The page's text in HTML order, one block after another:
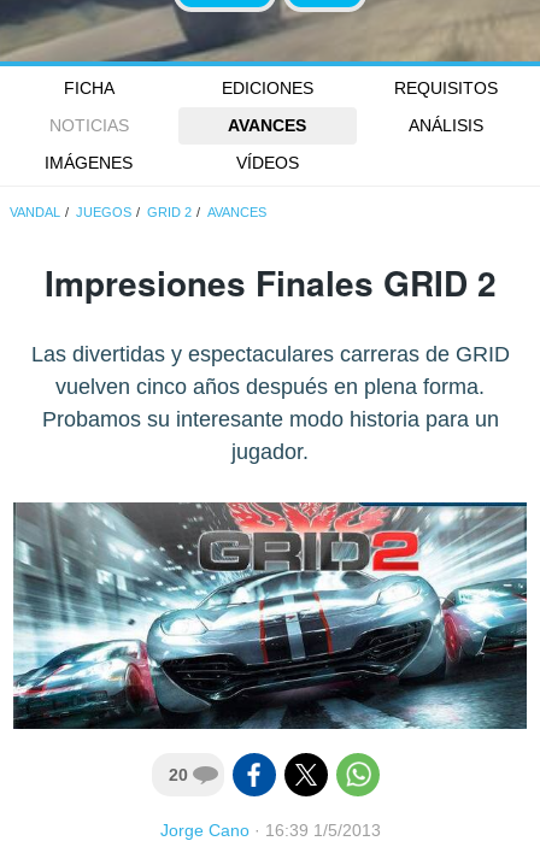
FICHA EDICIONES
REQUISITOS
NOTICIAS
AVANCES
ANÁLISIS
IMÁGENES
VÍDEOS
VANDAL JUEGOS GRID 2 AVANCES
Impresiones Finales GRID 2
Las divertidas y espectaculares carreras de GRID
vuelven cinco años después en plena forma.
Probamos su interesante modo historia para un
jugador.
20
Jorge Cano· 16:39 1/5/2013